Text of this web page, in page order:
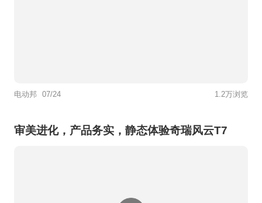
电动邦 07/24 1.2万浏览
审美进化，产品务实，静态体验奇瑞风云T7